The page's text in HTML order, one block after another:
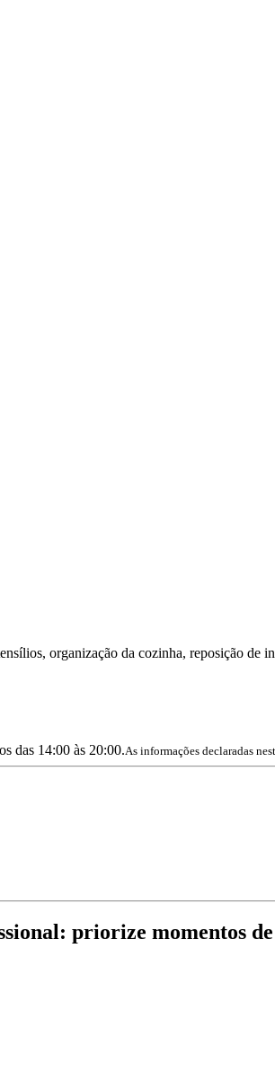
organização da cozinha, reposição de
das 14:00 às 20:00.As informações declaradas
priorize momentos